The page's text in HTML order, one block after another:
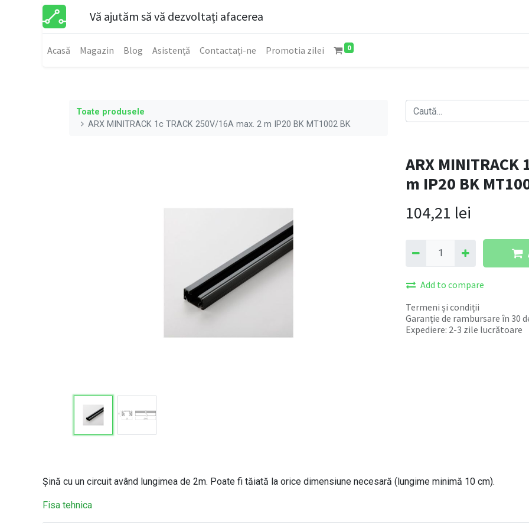
Vă ajutăm să vă dezvoltați afacerea
Acasă Magazin Blog Asistență Contactați-ne Promotia zilei 0
Toate produsele
ARX MINITRACK 1c TRACK 250V/16A max. 2 m IP20 BK MT1002 BK
ARX MINITRACK
m IP20 BK
104,21 lei
Add to compare
Termeni și condiții
Garanție de rambursare în 30
Expediere: 2-3 zile lucrătoare
Şină cu un circuit având lungimea de 2m. Poate fi tăiată la orice dimensiune necesară (lungime minimă 10 cm).
Fisa tehnica